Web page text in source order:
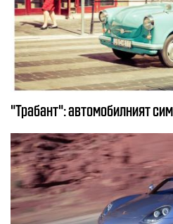
"Трабант": автомобилният